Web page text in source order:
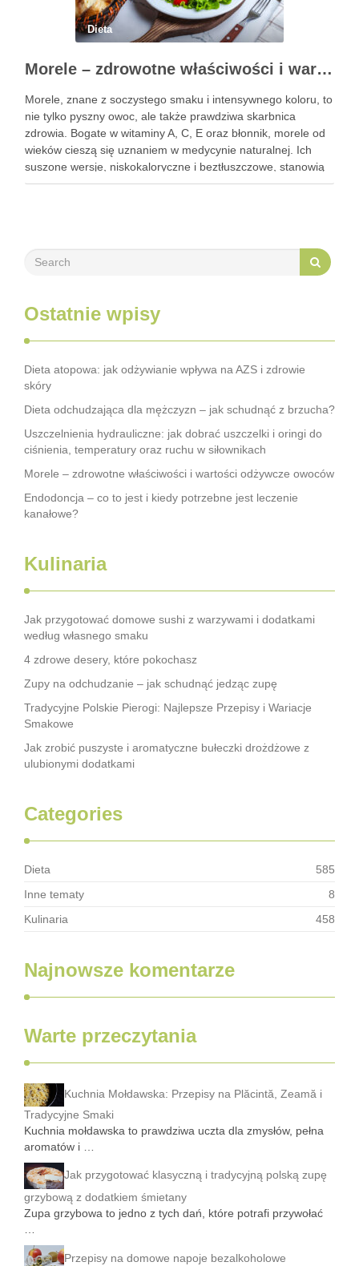
Dieta
Morele – zdrowotne właściwości i wartości odżywcze owoców
Morele, znane z soczystego smaku i intensywnego koloru, to
nie tylko pyszny owoc, ale także prawdziwa skarbnica
zdrowia. Bogate w witaminy A, C, E oraz błonnik, morele od
wieków cieszą się uznaniem w medycynie naturalnej. Ich
suszone wersje, niskokaloryczne i beztłuszczowe, stanowią
doskonałą przekąskę, która może wspierać walkę z
Ostatnie wpisy
Dieta atopowa: jak odżywianie wpływa na AZS i zdrowie
skóry
Dieta odchudzająca dla mężczyzn – jak schudnąć z brzucha?
Uszczelnienia hydrauliczne: jak dobrać uszczelki i oringi do
ciśnienia, temperatury oraz ruchu w siłownikach
Morele – zdrowotne właściwości i wartości odżywcze owoców
Endodoncja – co to jest i kiedy potrzebne jest leczenie
kanałowe?
Kulinaria
Jak przygotować domowe sushi z warzywami i dodatkami
według własnego smaku
4 zdrowe desery, które pokochasz
Zupy na odchudzanie – jak schudnąć jedząc zupę
Tradycyjne Polskie Pierogi: Najlepsze Przepisy i Wariacje
Smakowe
Jak zrobić puszyste i aromatyczne bułeczki drożdżowe z
ulubionymi dodatkami
Categories
Dieta
585
Inne tematy
8
Kulinaria
458
Najnowsze komentarze
Warte przeczytania
Kuchnia Mołdawska: Przepisy na Plăcintă, Zeamă i
Tradycyjne Smaki
Kuchnia mołdawska to prawdziwa uczta dla zmysłów, pełna
aromatów i …
Jak przygotować klasyczną i tradycyjną polską zupę
grzybową z dodatkiem śmietany
Zupa grzybowa to jedno z tych dań, które potrafi przywołać
Przepisy na domowe napoje bezalkoholowe